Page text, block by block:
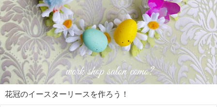
花冠のイースターリースを作ろう！